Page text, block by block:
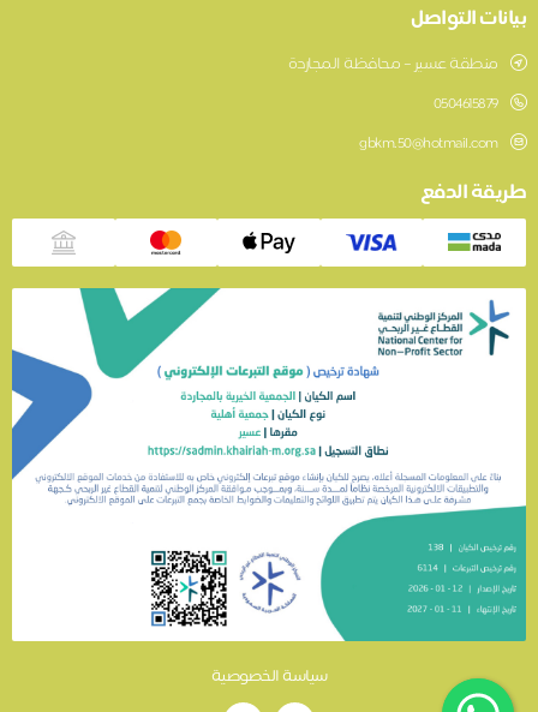
بيانات التواصل
منطقة عسير – محافظة المجاردة
0504615879
gbkm.50@hotmail.com
طريقة الدفع
سياسة الخصوصية